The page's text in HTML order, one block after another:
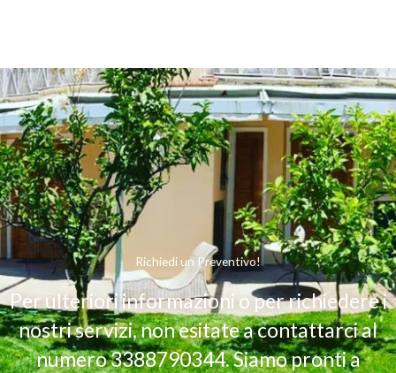
Richiedi un Preventivo!
Per ulteriori informazioni o per richiedere i
nostri servizi, non esitate a contattarci al
numero 3388790344. Siamo pronti a